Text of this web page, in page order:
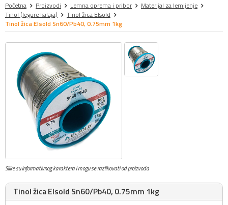
Početna Proizvodi Lemna oprema i pribor
Materijal za lemljenje
Tinol (legure kalaja)
Tinol žica Elsold
Tinol žica Elsold Sn60/Pb40, 0.75mm 1kg
Slike su informativnog karaktera i mogu se razlikovati od proizvoda
Tinol žica Elsold Sn60/Pb40, 0.75mm 1kg